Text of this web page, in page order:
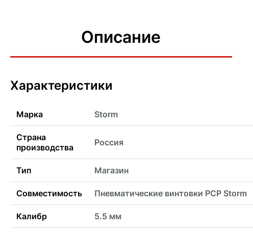
Описание
Характеристики
Марка Storm
Страна
производства
Россия
Тип Магазин
Совместимость Пневматические винтовки PCP Storm
Калибр 5.5 мм